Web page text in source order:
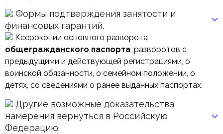
Формы подтверждения занятости и
финансовых гарантий.
Ксерокопии основного разворота
общегражданского паспорта , разворотов с
предыдущими и действующей регистрациями, о
воинской обязанности, о семейном положении, о
детях, со сведениями о ранее выданных паспортах.
Другие возможные доказательства
намерения вернуться в Российскую
Федерацию.